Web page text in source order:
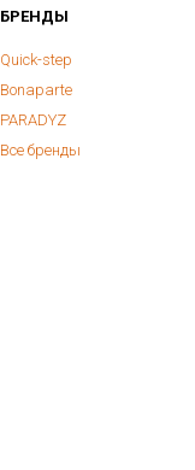
БРЕНДЫ
Quick-step
Bonaparte
PARADYZ
Все бренды